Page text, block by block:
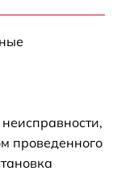
проведенного